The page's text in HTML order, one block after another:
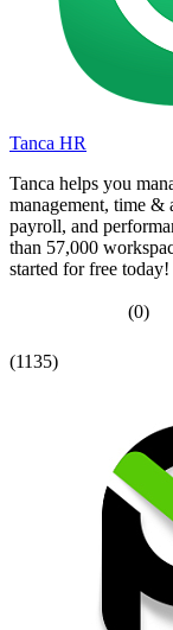
Tanca HR
Tanca helps you
management, time &
payroll, and
than 57,000
started for free today!
(0)
(1135)